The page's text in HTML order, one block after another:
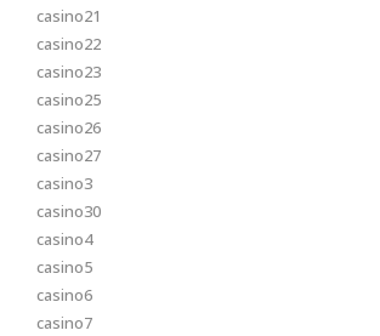
casino21
casino22
casino23
casino25
casino26
casino27
casino3
casino30
casino4
casino5
casino6
casino7